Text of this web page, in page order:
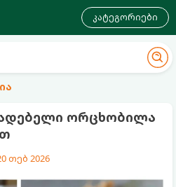
კატეგორიები
ორცხობილა
თებ 2026